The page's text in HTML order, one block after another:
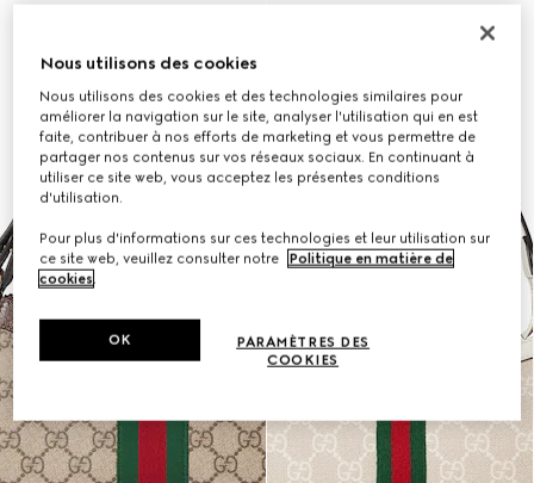
Nous utilisons des cookies
Nous utilisons des cookies et des technologies similaires pour
améliorer la navigation sur le site, analyser l'utilisation qui en est
faite, contribuer à nos efforts de marketing et vous permettre de
partager nos contenus sur vos réseaux sociaux. En continuant à
utiliser ce site web, vous acceptez les présentes conditions
d'utilisation.
Pour plus d'informations sur ces technologies et leur utilisation sur
ce site web, veuillez consulter notre
Politique en matière de
cookies.
PARAMÈTRES DES
COOKIES
OK